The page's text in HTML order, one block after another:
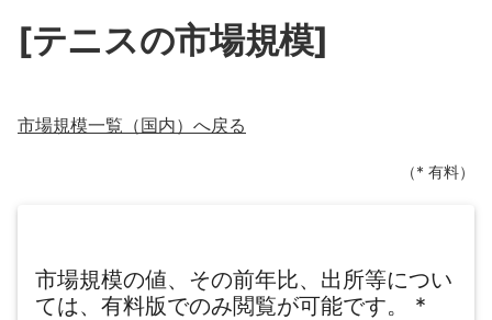
[テニスの市場規模]
市場規模一覧（国内）へ戻る
（* 有料）
市場規模の値、その前年比、出所等につい
ては、有料版でのみ閲覧が可能です。
*